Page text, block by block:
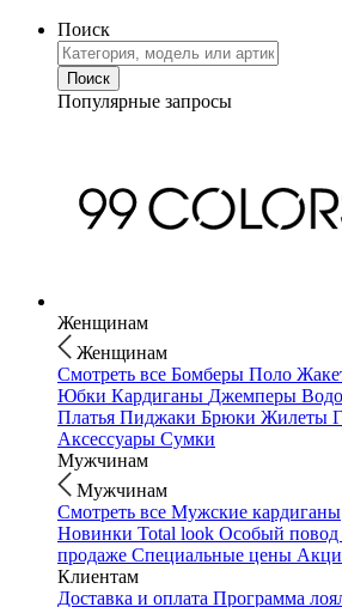
Поиск
Популярные запросы
Женщинам
Женщинам
Смотреть все Бомберы Поло
Юбки Кардиганы Джемперы
Платья Пиджаки Брюки Жилеты
Аксессуары Сумки
Мужчинам
Мужчинам
Смотреть все Мужские кардиганы
Новинки Total look Особый повод
продаже Специальные цены
Клиентам
Доставка и оплата Программа